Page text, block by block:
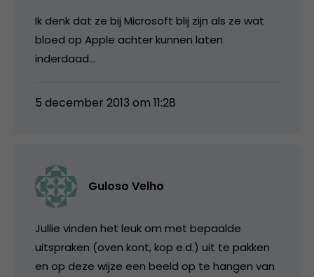
Ik denk dat ze bij Microsoft blij zijn als ze wat
bloed op Apple achter kunnen laten
inderdaad…
5 december 2013 om 11:28
Guloso Velho
Jullie vinden het leuk om met bepaalde
uitspraken (oven kont, kop e.d.) uit te pakken
en op deze wijze een beeld op te hangen van